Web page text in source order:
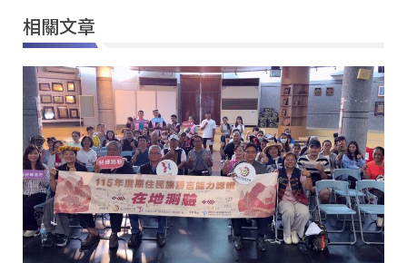
相關文章